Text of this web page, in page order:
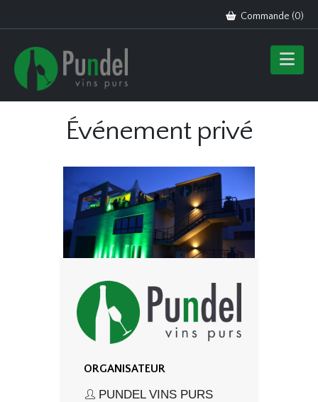
Commande (0)
Événement privé
ORGANISATEUR
PUNDEL VINS PURS